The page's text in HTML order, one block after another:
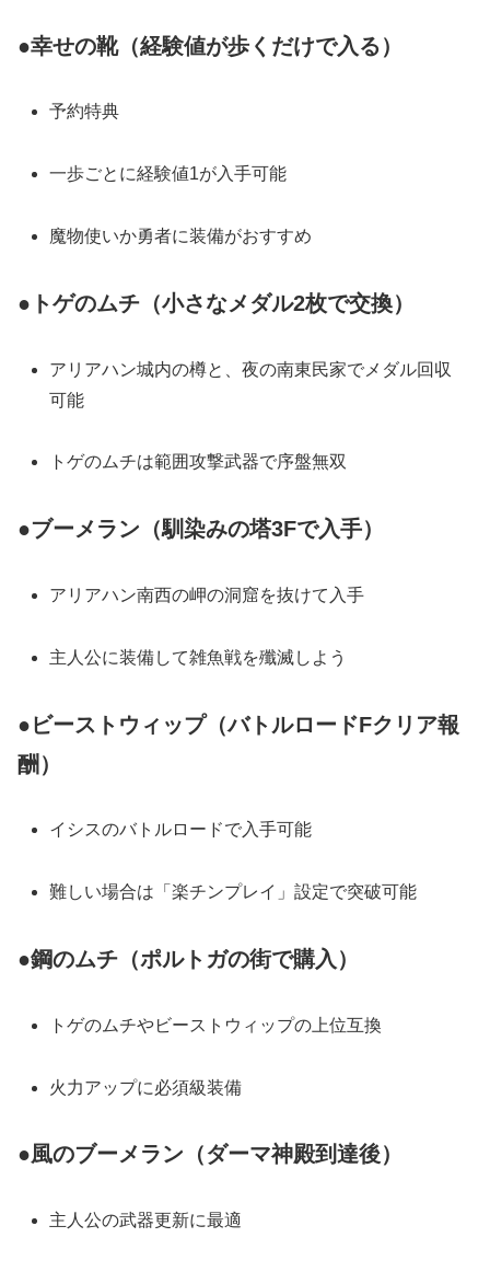
●幸せの靴（経験値が歩くだけで入る）
予約特典
一歩ごとに経験値1が入手可能
魔物使いか勇者に装備がおすすめ
●トゲのムチ（小さなメダル2枚で交換）
アリアハン城内の樽と、夜の南東民家でメダル回収
可能
トゲのムチは範囲攻撃武器で序盤無双
●ブーメラン（馴染みの塔3Fで入手）
アリアハン南西の岬の洞窟を抜けて入手
主人公に装備して雑魚戦を殲滅しよう
●ビーストウィップ（バトルロードFクリア報
酬）
イシスのバトルロードで入手可能
難しい場合は「楽チンプレイ」設定で突破可能
●鋼のムチ（ポルトガの街で購入）
トゲのムチやビーストウィップの上位互換
火力アップに必須級装備
●風のブーメラン（ダーマ神殿到達後）
主人公の武器更新に最適